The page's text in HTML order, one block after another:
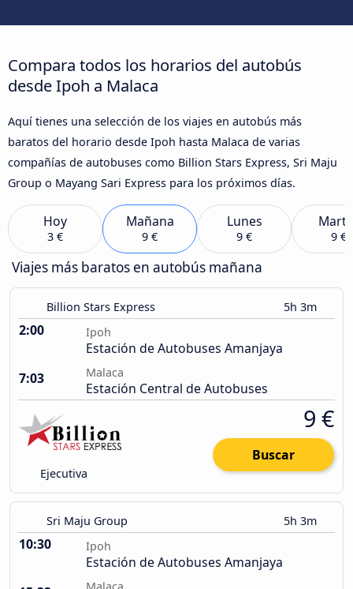
Compara todos los horarios del autobús
desde Ipoh a Malaca
Aquí tienes una selección de los viajes en autobús más
baratos del horario desde Ipoh hasta Malaca de varias
compañías de autobuses como Billion Stars Express, Sri Maju
Group o Mayang Sari Express para los próximos días.
Hoy
3 €
Mañana
9 €
Lunes
9 € 9 €
Viajes más baratos en autobús mañana
Billion Stars Express 5h 3m
2:00 Ipoh
Estación de Autobuses Amanjaya
7:03
Malaca
Estación Central de Autobuses
Ejecutiva
9 €
Buscar
Sri Maju Group 5h 3m
10:30 Ipoh
Estación de Autobuses Amanjaya